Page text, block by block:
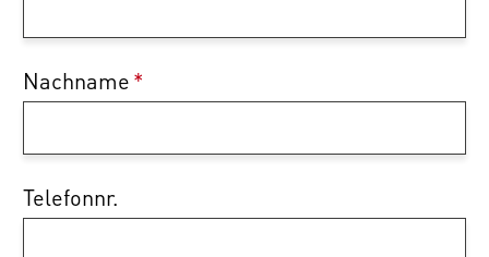
Nachname*
Telefonnr.